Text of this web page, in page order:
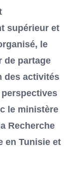
supérieur et
le
de partage
des activités
le ministère
Recherche
en Tunisie et